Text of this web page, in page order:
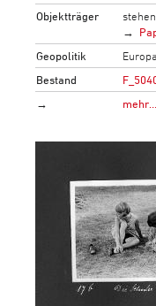
Objektträger
Geopolitik
Europa
Bestand
→
mehr…